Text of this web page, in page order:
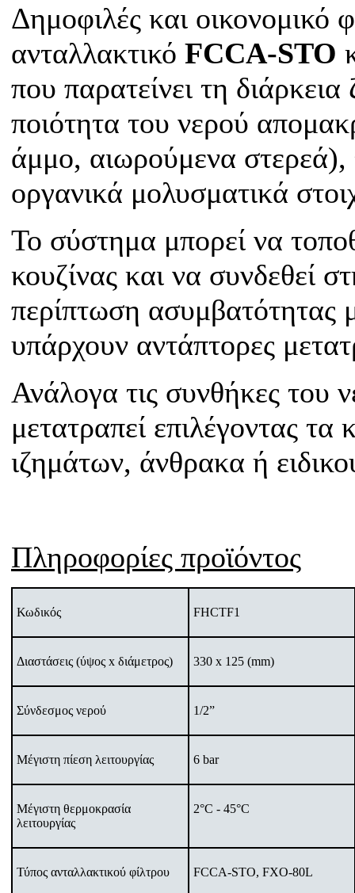
Δημοφιλές και οικονομικό
ανταλλακτικό FCCA-STO
που παρατείνει τη
ποιότητα του νερού
άμμο, αιωρούμενα στερεά),
οργανικά μολυσματικά
Το σύστημα μπορεί να
κουζίνας και να συνδεθεί
περίπτωση ασυμβατότητας
υπάρχουν αντάπτορες
Ανάλογα τις συνθήκες του
μετατραπεί επιλέγοντας
ιζημάτων, άνθρακα ή
Πληροφορίες προϊόντος
Κωδικός FHCTF1
Διαστάσεις (ύψος x διάμετρος) 330 x 125 (mm)
Σύνδεσμος νερού 1/2”
Μέγιστη πίεση λειτουργίας 6 bar
Μέγιστη θερμοκρασία
λειτουργίας
2°C - 45°C
Τύπος ανταλλακτικού φίλτρου FCCA-STO, FXO-80L